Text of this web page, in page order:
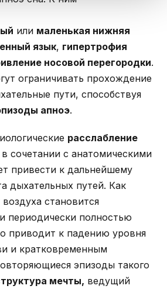
или маленькая нижняя
язык, гипертрофия
носовой перегородки.
ограничивать прохождение
пути, способствуя
апноэ.
расслабление
в сочетании с анатомическими
привести к дальнейшему
дыхательных путей. Как
становится
периодически полностью
приводит к падению уровня
и кратковременным
эпизоды такого
мечты, ведущий